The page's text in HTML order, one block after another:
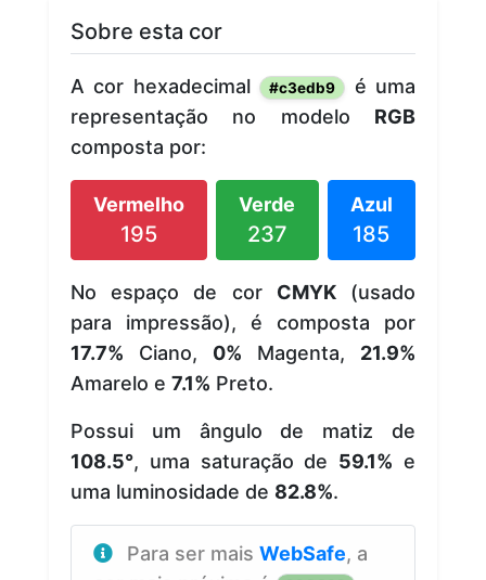
Sobre esta cor
A cor hexadecimal #c3edb9
é uma
representação no modelo RGB
composta por:
Vermelho
195
Verde
237
Azul
185
No espaço de cor CMYK(usado
para impressão), é composta por
17.7% Ciano, 0% Magenta, 21.9%
Amarelo e 7.1% Preto.
Possui um ângulo de matiz de
108.5°, uma saturação de 59.1% e
uma luminosidade de 82.8%.
Para ser mais WebSafe, a